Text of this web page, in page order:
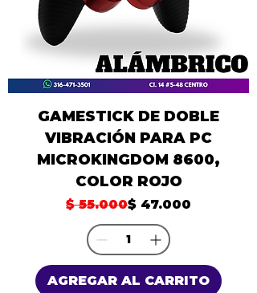
GAMESTICK DE DOBLE
VIBRACIÓN PARA PC
MICROKINGDOM 8600,
COLOR ROJO
Precio
$ 55.000Precio de oferta
$ 47.000
AGREGAR AL CARRITO